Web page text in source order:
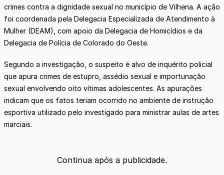
crimes contra a dignidade sexual no município de Vilhena. A ação
foi coordenada pela Delegacia Especializada de Atendimento à
Mulher (DEAM), com apoio da Delegacia de Homicídios e da
Delegacia de Polícia de Colorado do Oeste.
Segundo a investigação, o suspeito é alvo de inquérito policial
que apura crimes de estupro, assédio sexual e importunação
sexual envolvendo oito vítimas adolescentes. As apurações
indicam que os fatos teriam ocorrido no ambiente de instrução
esportiva utilizado pelo investigado para ministrar aulas de artes
marciais.
Continua após a publicidade.